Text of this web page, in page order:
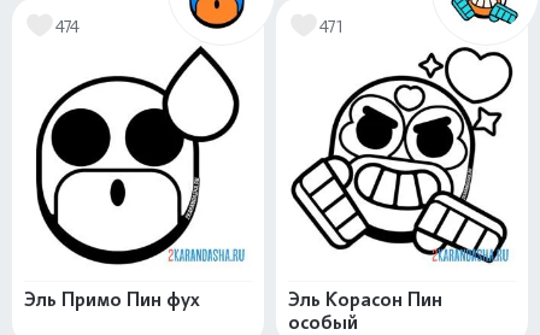
474
Эль Примо Пин фух
471
Эль Корасон Пин
особый